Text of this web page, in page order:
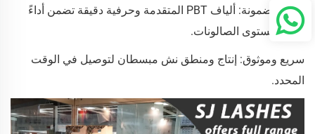
جودة مضمونة: ألياف PBT المتقدمة وحرفية دقيقة تضمن أداءً
يُعادل مستوى الصالونات.
سريع وموثوق: إنتاج ومنطق نش مبسطان لتوصيل في الوقت
المحدد.